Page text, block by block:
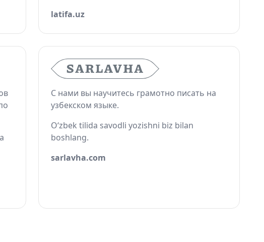
latifa.uz
С нами вы научитесь грамотно писать на
узбекском языке.
O‘zbek tilida savodli yozishni biz bilan
boshlang.
sarlavha.com